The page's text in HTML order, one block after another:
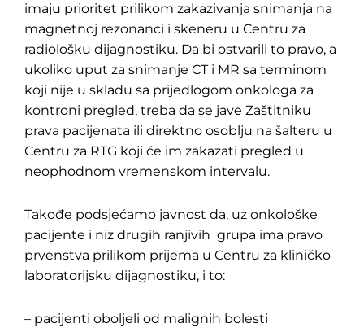
imaju prioritet prilikom zakazivanja snimanja na
magnetnoj rezonanci i skeneru u Centru za
radiološku dijagnostiku. Da bi ostvarili to pravo, a
ukoliko uput za snimanje CT i MR sa terminom
koji nije u skladu sa prijedlogom onkologa za
kontroni pregled, treba da se jave Zaštitniku
prava pacijenata ili direktno osoblju na šalteru u
Centru za RTG koji će im zakazati pregled u
neophodnom vremenskom intervalu.
Takođe podsjećamo javnost da, uz onkološke
pacijente i niz drugih ranjivih grupa ima pravo
prvenstva prilikom prijema u Centru za kliničko
laboratorijsku dijagnostiku, i to:
– pacijenti oboljeli od malignih bolesti